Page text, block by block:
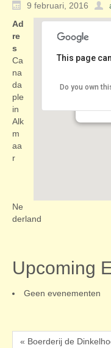
9 februari, 2016
bij de
This page
Do you own
Ad
re
s
Ca
na
da
ple
in
Alk
m
aa
r
Ne
derland
Upcoming
Geen evenementen
« Boerderij de